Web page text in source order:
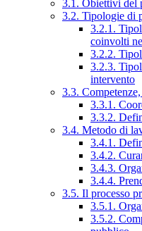
3.1. Obiettivi del
3.2. Tipologie di
3.2.1.
coinvolti
3.2.2.
3.2.3.
intervento
3.3.
3.3.1.
3.3.2.
3.4. Metodo di
3.4.1.
3.4.2.
3.4.3.
3.4.4.
3.5. Il processo
3.5.1.
3.5.2.